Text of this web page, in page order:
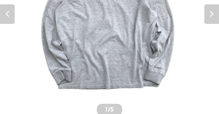
1/5